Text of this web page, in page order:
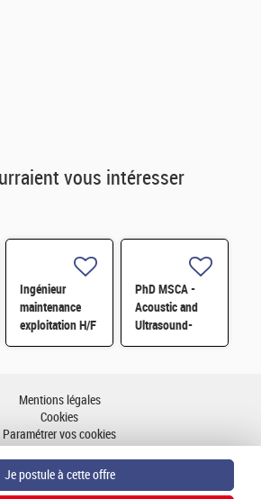
vous intéresser
Ingénieur
maintenance
exploitation H/F
PhD MSCA -
Acoustic and
Ultrasound-
based Predictive
Mentions légales
Cookies
Paramétrer vos cookies
Plan du site